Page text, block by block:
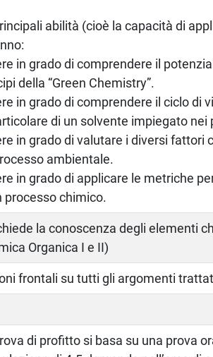
abilità (cioè la capacità di
in grado di comprendere il
della “Green Chemistry”.
in grado di comprendere il ciclo di
di un solvente impiegato nei
in grado di valutare i diversi fattori
ambientale.
in grado di applicare le metriche
processo chimico.
la conoscenza degli elementi
Organica I e II)
frontali su tutti gli argomenti
di profitto si basa su una prova